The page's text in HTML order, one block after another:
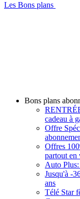
Les Bons plans
Bons plans
cadeau à
Offre
Offres
partout en
Auto Plus:
Jusqu'à -
ans
Télé Star